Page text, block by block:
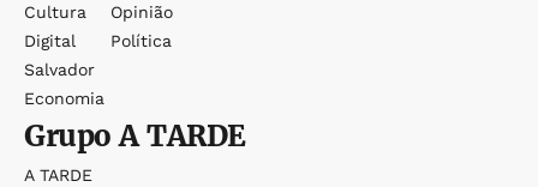
Cultura
Digital
Salvador
Economia
Opinião
Política
GrupoA TARDE
A TARDE